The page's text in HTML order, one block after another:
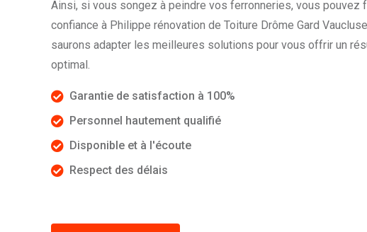
Ainsi, si vous songez à peindre vos ferronneries, vous pouvez
confiance à Philippe rénovation de Toiture Drôme Gard
saurons adapter les meilleures solutions pour vous offrir un
optimal.
Garantie de satisfaction à 100%
Personnel hautement qualifié
Disponible et à l'écoute
Respect des délais